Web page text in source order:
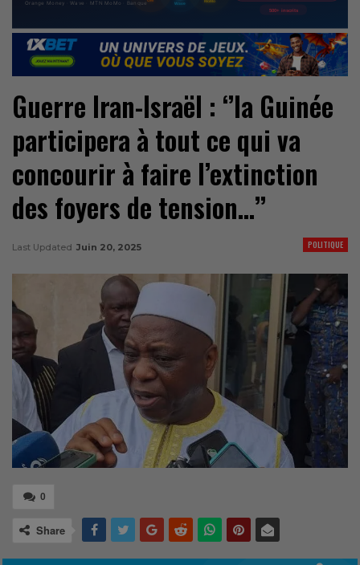
Guerre Iran-Israël : ‘’la Guinée
participera à tout ce qui va
concourir à faire l’extinction
des foyers de tension…’’
POLITIQUE
Last Updated Juin 20, 2025
0
Share